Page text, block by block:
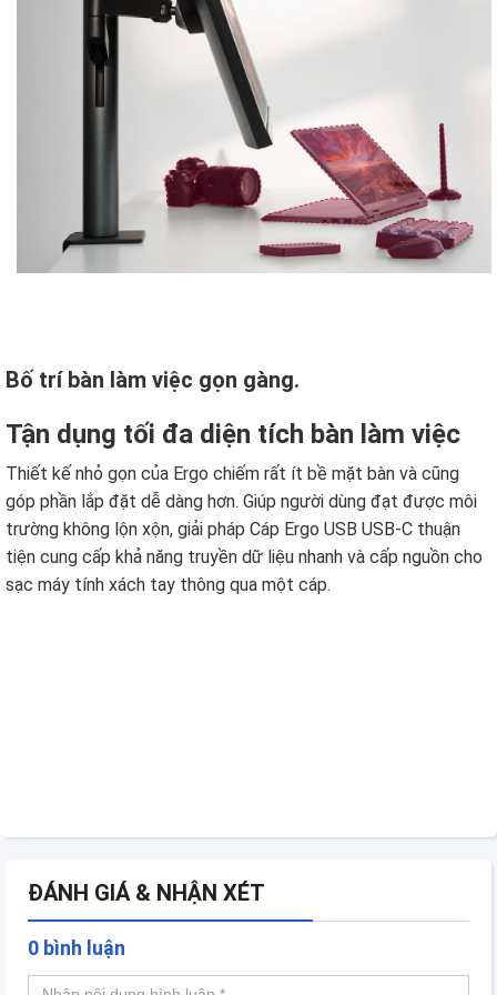
Bố trí bàn làm việc gọn gàng.
Tận dụng tối đa diện tích bàn làm việc
Thiết kế nhỏ gọn của Ergo chiếm rất ít bề mặt bàn và cũng
góp phần lắp đặt dễ dàng hơn. Giúp người dùng đạt được môi
trường không lộn xộn, giải pháp Cáp Ergo USB USB-C thuận
tiện cung cấp khả năng truyền dữ liệu nhanh và cấp nguồn cho
sạc máy tính xách tay thông qua một cáp.
ĐÁNH GIÁ & NHẬN XÉT
0 bình luận